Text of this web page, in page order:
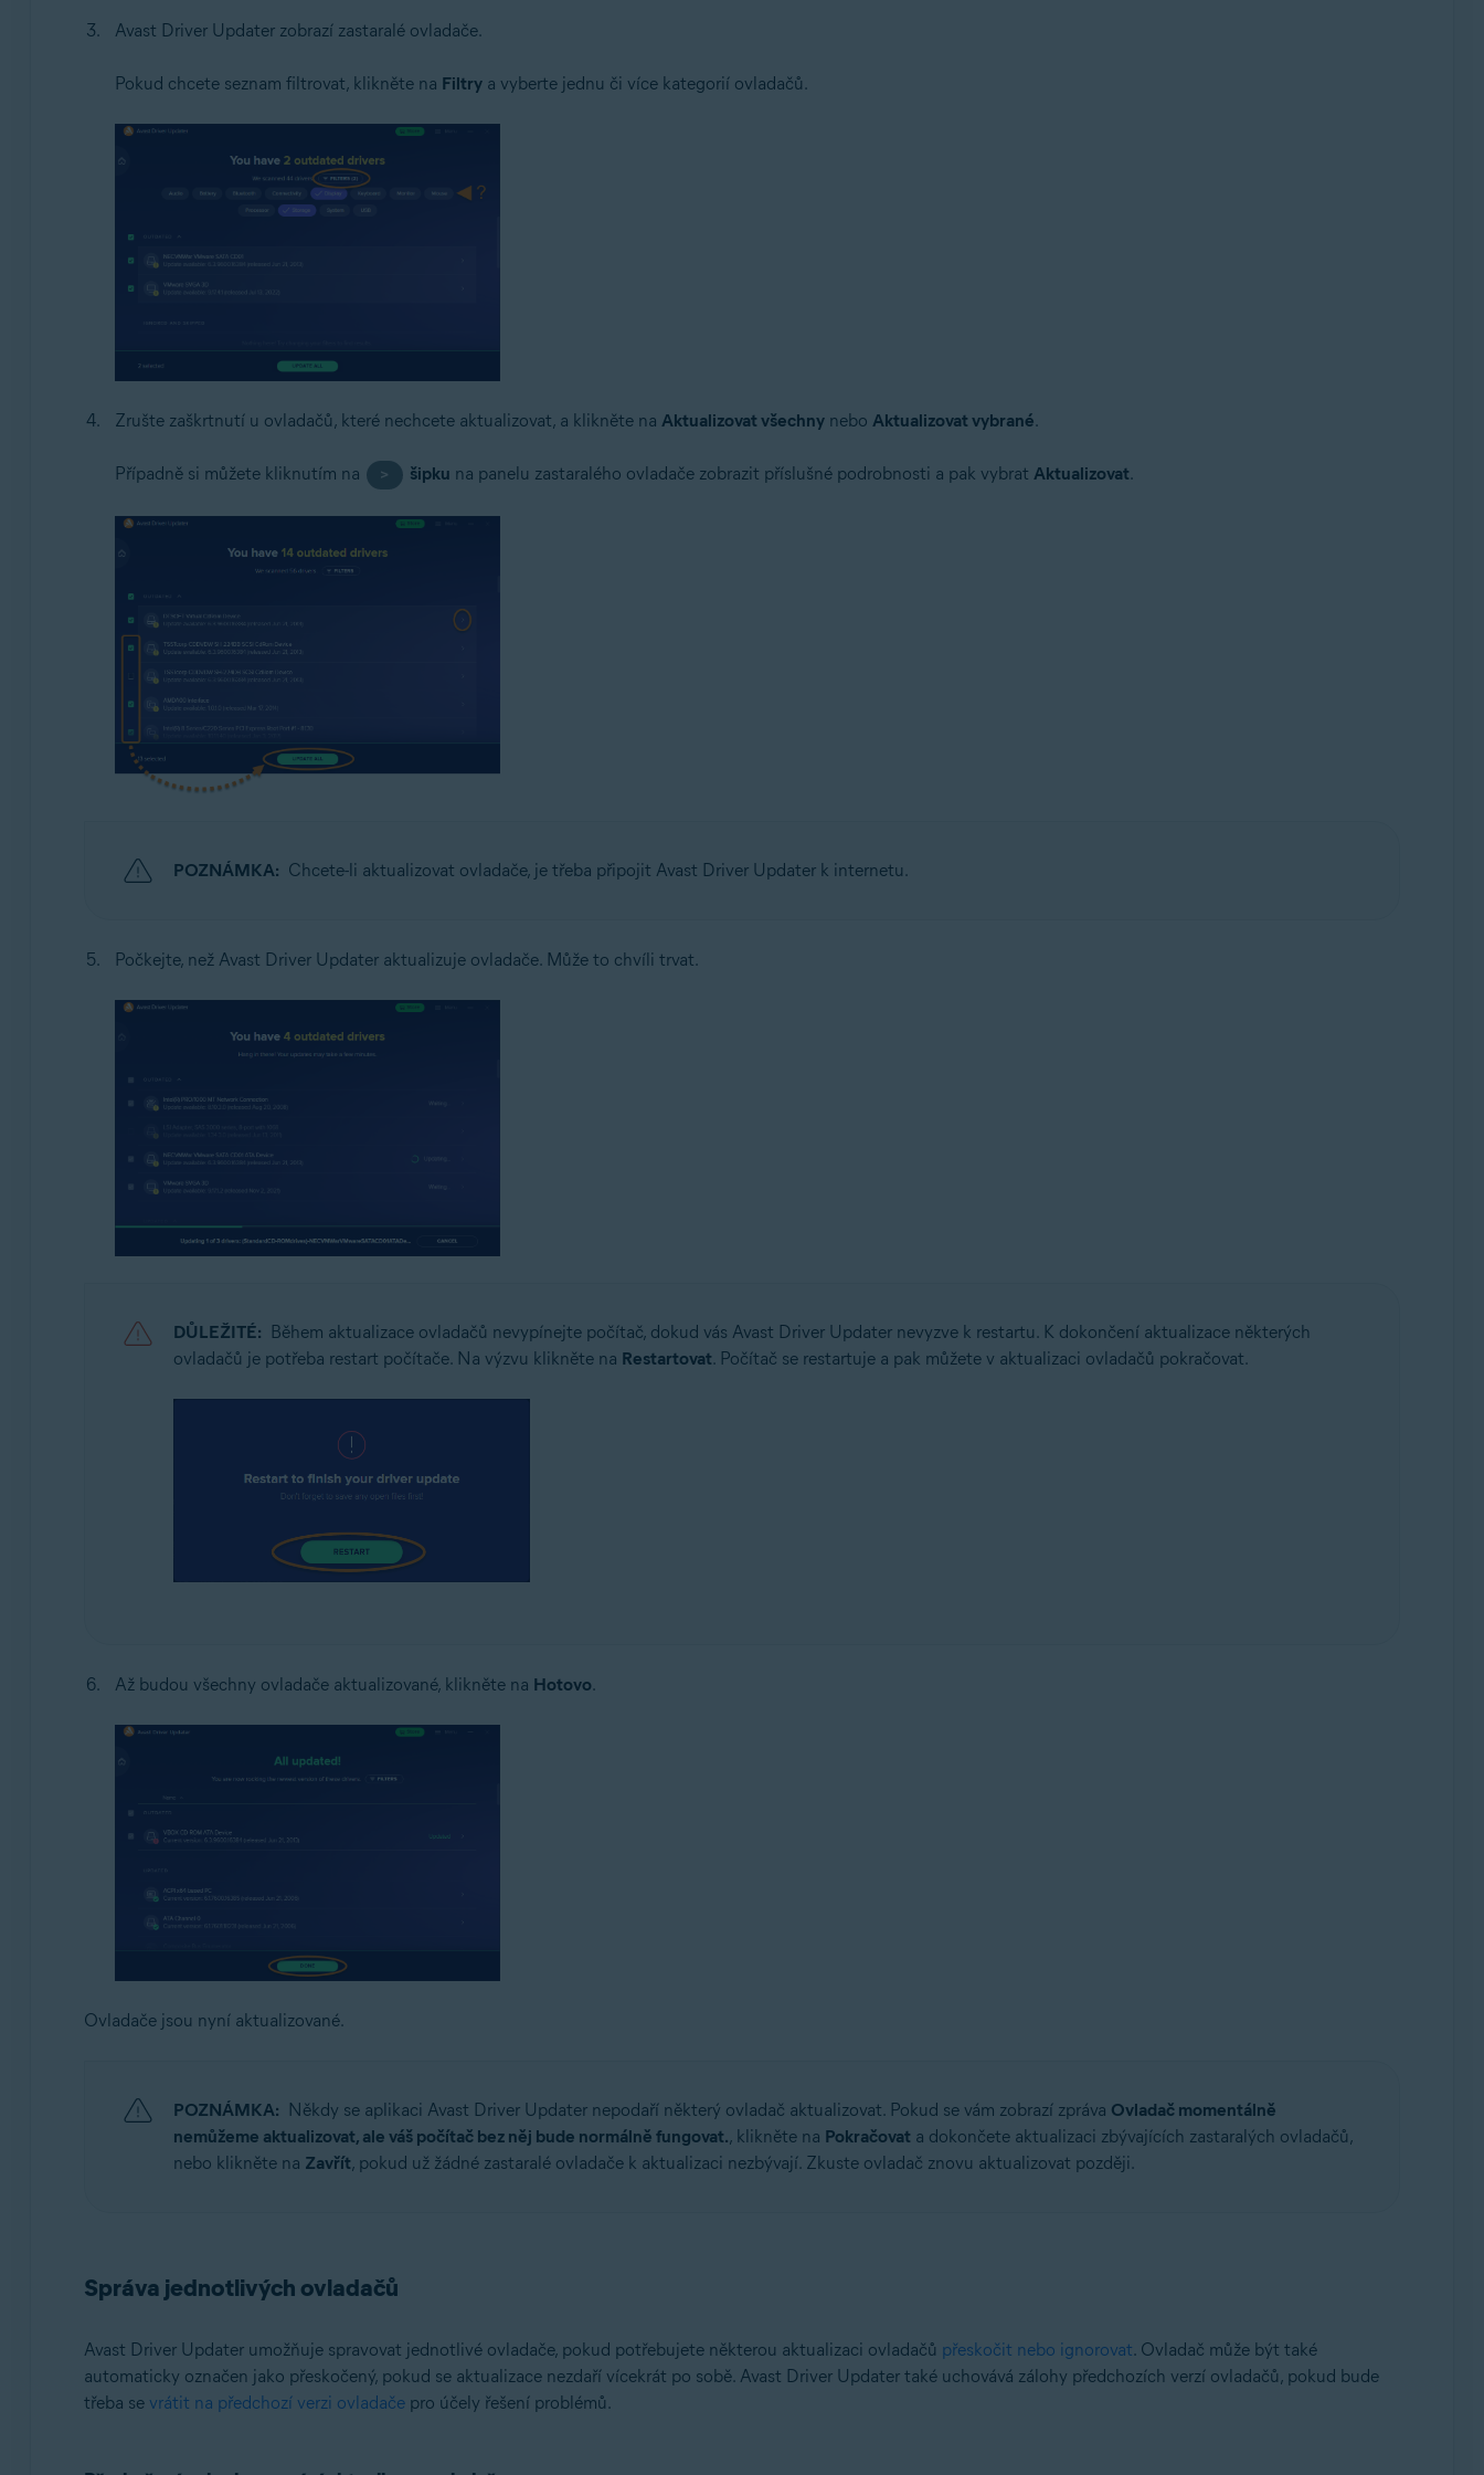
Avast Driver Updater zobrazí zastaralé ovladače.
Pokud chcete seznam filtrovat, klikněte na Filtrya vyberte jednu či více kategorií ovladačů.
Zrušte zaškrtnutí u ovladačů, které nechcete aktualizovat, a klikněte na Aktualizovat všechnynebo Aktualizovat vybrané.
Případně si můžete kliknutím na > šipku na panelu zastaralého ovladače zobrazit příslušné podrobnosti a pak vybratAktualizovat.
POZNÁMKA: Chcete-li aktualizovat ovladače, je třeba připojit Avast Driver Updater k internetu.
Počkejte, než Avast Driver Updater aktualizuje ovladače. Může to chvíli trvat.
DŮLEŽITÉ:
Během aktualizace ovladačů nevypínejte počítač, dokud vás Avast Driver Updater nevyzve k restartu. K dokončení aktualizace některých
ovladačů je potřeba restart počítače. Na výzvu klikněte na Restartovat. Počítač se restartuje a pak můžete v aktualizaci ovladačů pokračovat.
Až budou všechny ovladače aktualizované, klikněte na Hotovo.
Ovladače jsou nyní aktualizované.
POZNÁMKA: Někdy se aplikaci Avast Driver Updater nepodaří některý ovladač aktualizovat. Pokud se vám zobrazí zpráva Ovladač momentálně
nemůžeme aktualizovat, ale váš počítač bez něj bude normálně fungovat., klikněte na Pokračovat a dokončete aktualizaci zbývajících zastaralých ovladačů,
nebo klikněte na Zavřít, pokud už žádné zastaralé ovladače k aktualizaci nezbývají. Zkuste ovladač znovu aktualizovat později.
Správa jednotlivých ovladačů
Avast Driver Updater umožňuje spravovat jednotlivé ovladače, pokud potřebujete některou aktualizaci ovladačů přeskočit nebo ignorovat. Ovladač může být také
automaticky označen jako přeskočený, pokud se aktualizace nezdaří vícekrát po sobě. Avast Driver Updater také uchovává zálohy předchozích verzí ovladačů, pokud bude
třeba se vrátit na předchozí verzi ovladačepro účely řešení problémů.